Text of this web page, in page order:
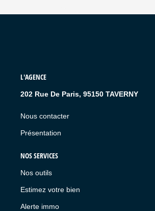
L'AGENCE
202 Rue De Paris, 95150 TAVERNY
Nous contacter
Présentation
NOS SERVICES
Nos outils
Estimez votre bien
Alerte immo